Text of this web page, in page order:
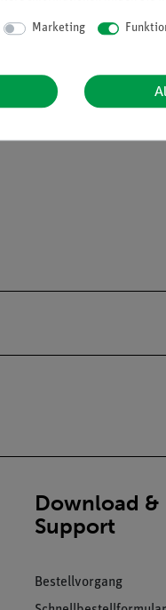
Download &
Support
Bestellvorgang
Marketing